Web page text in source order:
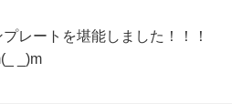
レートを堪能しました！！！
_)m